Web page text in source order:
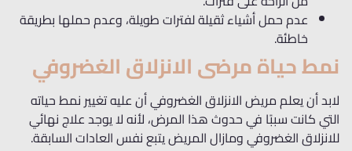
عدم حمل أشياء ثقيلة لفترات طويلة، وعدم حملها بطريقة
خاطئة.
نمط حياة مرضى الانزلاق الغضروفي
لابد أن يعلم مريض الانزلاق الغضروفي أن عليه تغيير نمط حياته
التي كانت سببًا في حدوث هذا المرض، لأنه لا يوجد علاج نهائي
للانزلاق الغضروفي ومازال المريض يتبع نفس العادات السابقة.